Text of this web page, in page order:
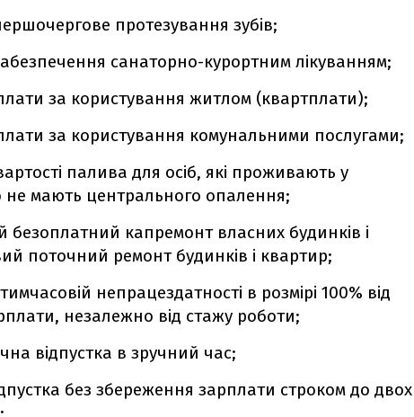
протезування зубів;
санаторно-курортним лікуванням;
за користування житлом (квартплати);
за користування комунальними послугами;
палива для осіб, які проживають у
мають центрального опалення;
безоплатний капремонт власних будинків і
поточний ремонт будинків і квартир;
непрацездатності в розмірі 100% від
незалежно від стажу роботи;
відпустка в зручний час;
без збереження зарплати строком до двох